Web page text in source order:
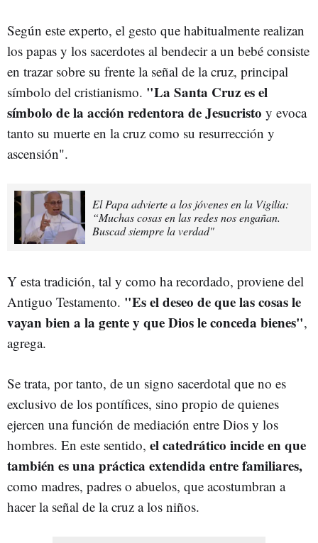
Según este experto, el gesto que habitualmente realizan
los papas y los sacerdotes al bendecir a un bebé consiste
en trazar sobre su frente la señal de la cruz, principal
símbolo del cristianismo. "La Santa Cruz es el
símbolo de la acción redentora de Jesucristo y evoca
tanto su muerte en la cruz como su resurrección y
ascensión".
El Papa advierte a los jóvenes en la Vigilia:
“Muchas cosas en las redes nos engañan.
Buscad siempre la verdad"
Y esta tradición, tal y como ha recordado, proviene del
Antiguo Testamento. "Es el deseo de que las cosas le
vayan bien a la gente y que Dios le conceda bienes",
agrega.
Se trata, por tanto, de un signo sacerdotal que no es
exclusivo de los pontífices, sino propio de quienes
ejercen una función de mediación entre Dios y los
hombres. En este sentido, el catedrático incide en que
también es una práctica extendida entre familiares,
como madres, padres o abuelos, que acostumbran a
hacer la señal de la cruz a los niños.